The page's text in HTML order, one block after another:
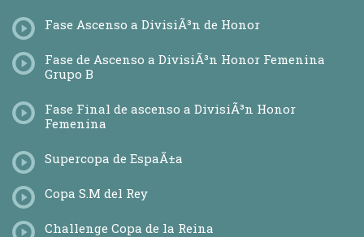
Fase Ascenso a DivisiÃ³n de Honor
Fase de Ascenso a DivisiÃ³n Honor Femenina
Grupo B
Fase Final de ascenso a DivisiÃ³n Honor
Femenina
Supercopa de EspaÃ±a
Copa S.M del Rey
Challenge Copa de la Reina